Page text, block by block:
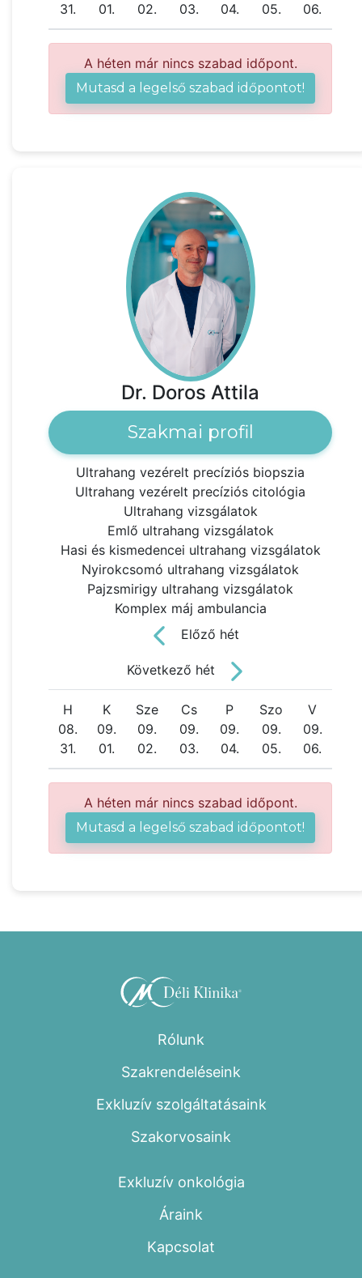
31.
01.
02.
03.
04.
05.
06.
A héten már nincs szabad időpont.
Mutasd a legelső szabad időpontot!
Dr. Doros Attila
Szakmai profil
Ultrahang vezérelt precíziós biopszia
Ultrahang vezérelt precíziós citológia
Ultrahang vizsgálatok
Emlő ultrahang vizsgálatok
Hasi és kismedencei ultrahang vizsgálatok
Nyirokcsomó ultrahang vizsgálatok
Pajzsmirigy ultrahang vizsgálatok
Komplex máj ambulancia
Előző hét
Következő hét
H
08.
31.
K
09.
01.
Sze
09.
02.
Cs
09.
03.
P
09.
04.
Szo
09.
05.
V
09.
06.
A héten már nincs szabad időpont.
Mutasd a legelső szabad időpontot!
Rólunk
Szakrendeléseink
Exkluzív szolgáltatásaink
Szakorvosaink
Exkluzív onkológia
Áraink
Kapcsolat